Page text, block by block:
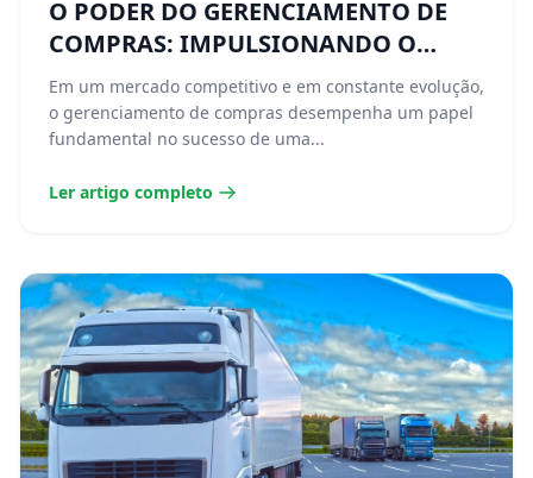
O PODER DO GERENCIAMENTO DE
COMPRAS: IMPULSIONANDO O
SUCESSO DA SUA EMPRESA
Em um mercado competitivo e em constante evolução,
o gerenciamento de compras desempenha um papel
fundamental no sucesso de uma...
Ler artigo completo